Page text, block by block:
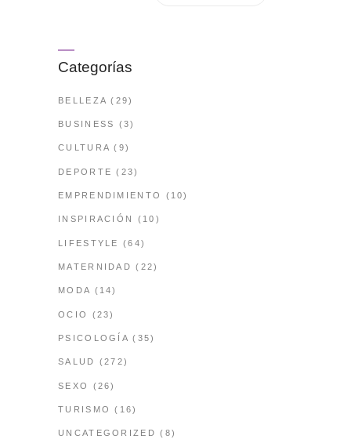
Categorías
BELLEZA (29)
BUSINESS (3)
CULTURA (9)
DEPORTE (23)
EMPRENDIMIENTO (10)
INSPIRACIÓN (10)
LIFESTYLE (64)
MATERNIDAD (22)
MODA (14)
OCIO (23)
PSICOLOGÍA (35)
SALUD (272)
SEXO (26)
TURISMO (16)
UNCATEGORIZED (8)